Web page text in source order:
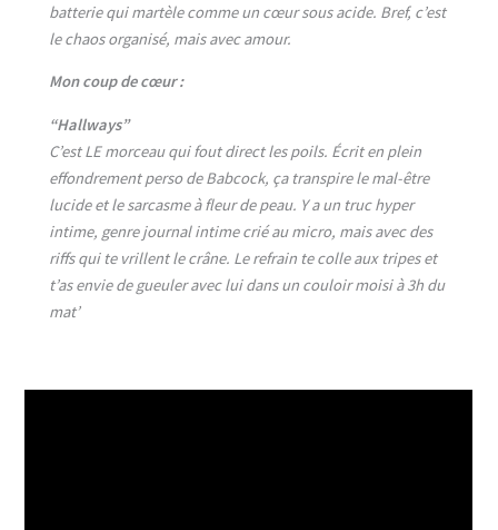
batterie qui martèle comme un cœur sous acide. Bref, c’est
le chaos organisé, mais avec amour.
Mon coup de cœur :
“Hallways”
C’est LE morceau qui fout direct les poils. Écrit en plein
effondrement perso de Babcock, ça transpire le mal-être
lucide et le sarcasme à fleur de peau. Y a un truc hyper
intime, genre journal intime crié au micro, mais avec des
riffs qui te vrillent le crâne. Le refrain te colle aux tripes et
t’as envie de gueuler avec lui dans un couloir moisi à 3h du
mat’